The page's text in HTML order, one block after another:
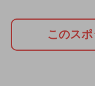
このス